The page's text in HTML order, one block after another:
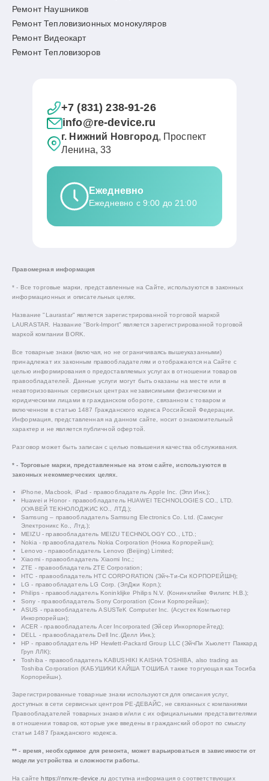
Ремонт Наушников
Ремонт Тепловизионных монокуляров
Ремонт Видеокарт
Ремонт Тепловизоров
+7 (831) 238-91-26
info@re-device.ru
г. Нижний Новгород, Проспект
Ленина, 33
Ежедневно
Ежедневно с 9:00 до 21:00
Правомерная информация
* - Все торговые марки, представленные на Сайте, используются в законных
информационных и описательных целях.
Название "Laurastar" является зарегистрированной торговой маркой
LAURASTAR. Название "Bork-Import" является зарегистрированной торговой
маркой компании BORK.
Все товарные знаки (включая, но не ограничиваясь вышеуказанными)
принадлежат их законным правообладателям и отображаются на Сайте с
целью информирования о предоставляемых услугах в отношении товаров
правообладателей. Данные услуги могут быть оказаны на месте или в
неавторизованных сервисных центрах независимыми физическими и
юридическими лицами в гражданском обороте, связанном с товаром и
включенном в статью 1487 Гражданского кодекса Российской Федерации.
Информация, представленная на данном сайте, носит ознакомительный
характер и не является публичной офертой.
Разговор может быть записан с целью повышения качества обслуживания.
* - Торговые марки, представленные на этом сайте, используются в
законных некоммерческих целях.
iPhone, Macbook, iPad - правообладатель Apple Inc. (Эпл Инк.);
Huawei и Honor - правообладатель HUAWEI TECHNOLOGIES CO., LTD.
(ХУАВЕЙ ТЕКНОЛОДЖИС КО., ЛТД.);
Samsung – правообладатель Samsung Electronics Co. Ltd. (Самсунг
Электроникс Ко., Лтд.);
MEIZU - правообладатель MEIZU TECHNOLOGY CO., LTD.;
Nokia - правообладатель Nokia Corporation (Нокиа Корпорейшн);
Lenovo - правообладатель Lenovo (Beijing) Limited;
Xiaomi - правообладатель Xiaomi Inc.;
ZTE - правообладатель ZTE Corporation;
HTC - правообладатель HTC CORPORATION (Эйч-Ти-Си КОРПОРЕЙШН);
LG - правообладатель LG Corp. (ЭлДжи Корп.);
Philips - правообладатель Koninklijke Philips N.V. (Конинклийке Филипс Н.В.);
Sony - правообладатель Sony Corporation (Сони Корпорейшн);
ASUS - правообладатель ASUSTeK Computer Inc. (Асустек Компьютер
Инкорпорейшн);
ACER - правообладатель Acer Incorporated (Эйсер Инкорпорейтед);
DELL - правообладатель Dell Inc.(Делл Инк.);
HP - правообладатель HP Hewlett-Packard Group LLC (ЭйчПи Хьюлетт Паккард
Груп ЛЛК);
Toshiba - правообладатель KABUSHIKI KAISHA TOSHIBA, also trading as
Toshiba Corporation (КАБУШИКИ КАЙША ТОШИБА также торгующая как Тосиба
Корпорейшн).
Зарегистрированные товарные знаки используются для описания услуг,
доступных в сети сервисных центров РЕ-ДЕВАЙС, не связанных с компаниями
Правообладателей товарных знаков и/или с их официальными представителями
в отношении товаров, которые уже введены в гражданский оборот по смыслу
статьи 1487 Гражданского кодекса.
** - время, необходимое для ремонта, может варьироваться в зависимости от
модели устройства и сложности работы.
На сайтеhttps://nnv.re-device.ru доступна информация о соответствующих